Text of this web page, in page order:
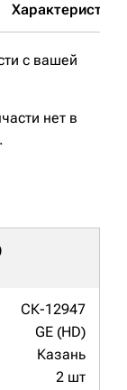
Характеристики
с вашей
нет в
.
СК-12947
GE (HD)
Казань
2 шт